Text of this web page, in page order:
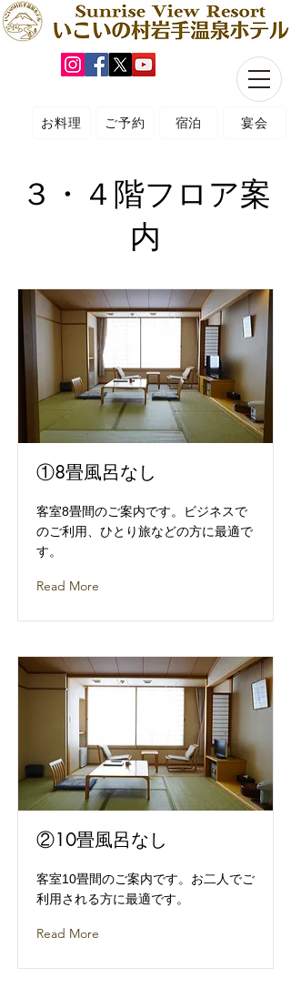
ご予約
お料理 宿泊 宴会
３・４階フロア案
内
①8畳風呂なし
客室8畳間のご案内です。ビジネスで
のご利用、ひとり旅などの方に最適で
す。
Read More
②10畳風呂なし
客室10畳間のご案内です。お二人でご
利用される方に最適です。
Read More